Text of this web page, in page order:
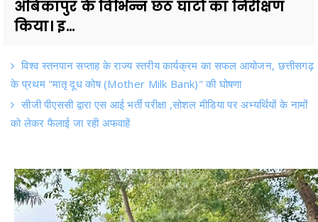
अंबिकापुर के विभिन्न छठ घाटों का निरीक्षण
किया। इ...
विश्व स्तनपान सप्ताह के राज्य स्तरीय कार्यक्रम का सफल आयोजन, छत्तीसगढ़
के प्रथम "मातृ दूध कोष (Mother Milk Bank)" की घोषणा
सीजी पीएससी द्वारा एस आई भर्ती परीक्षा ,सोशल मीडिया पर अभ्यर्थियों के नामों
को लेकर फैलाई जा रही अफवाहें